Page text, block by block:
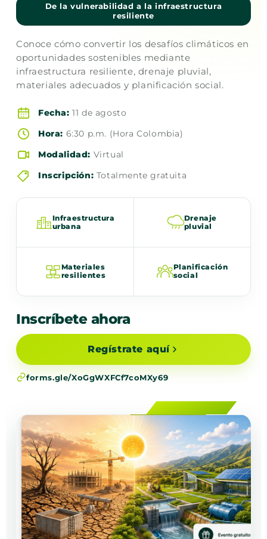
De la vulnerabilidad a la infraestructura
resiliente
Conoce cómo convertir los desafíos climáticos en
oportunidades sostenibles mediante
infraestructura resiliente, drenaje pluvial,
materiales adecuados y planificación social.
Fecha: 11 de agosto
Hora: 6:30 p.m. (Hora Colombia)
Modalidad: Virtual
Inscripción: Totalmente gratuita
Infraestructura
urbana
Drenaje
pluvial
Materiales
resilientes
Planificación
social
Inscríbete ahora
Regístrate aquí
forms.gle/XoGgWXFCf7coMXy69